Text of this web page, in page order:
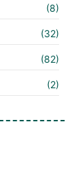
(8)
(32)
(82)
(2)